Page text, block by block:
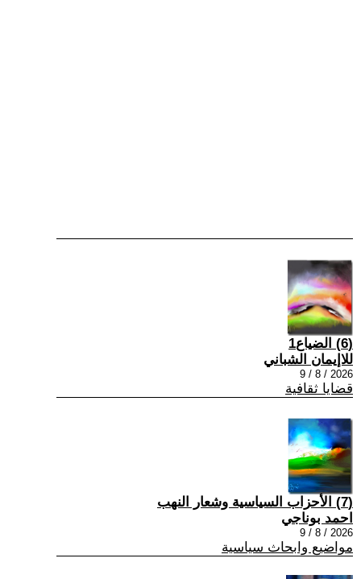
(6) الضياع1
للاإيمان الشباني
2026 / 8 / 9
قضايا ثقافية
(7) الأحزاب السياسية وشعار النهب
احمد بوناجي
2026 / 8 / 9
مواضيع وابحاث سياسية